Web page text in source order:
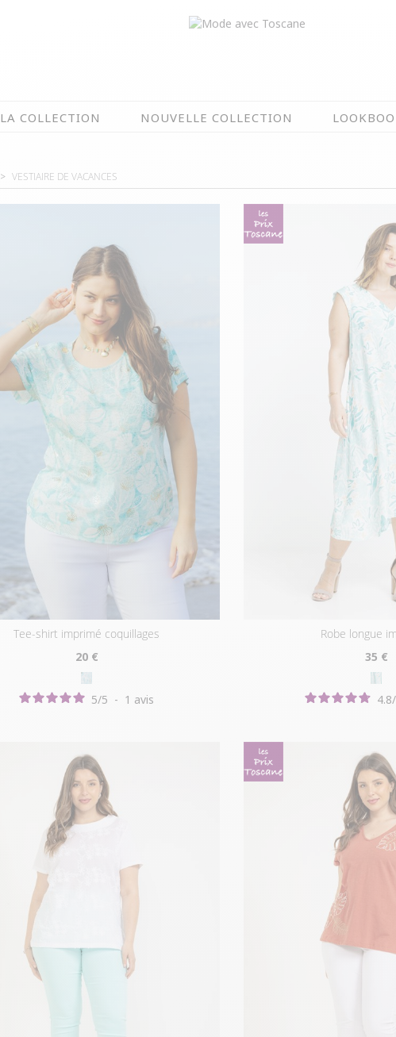
LA COLLECTION NOUVELLE COLLECTION
JUPES
MANTEAUX
ÉTÉ EN FLEURS
MEILLEURES
LES PRIX TOSCANE
VESTIAIRE DE VACANCES
tee-shirt imprimé coquillages
20€
5/5 - 1 avis
robe longue
35 €
4.8/